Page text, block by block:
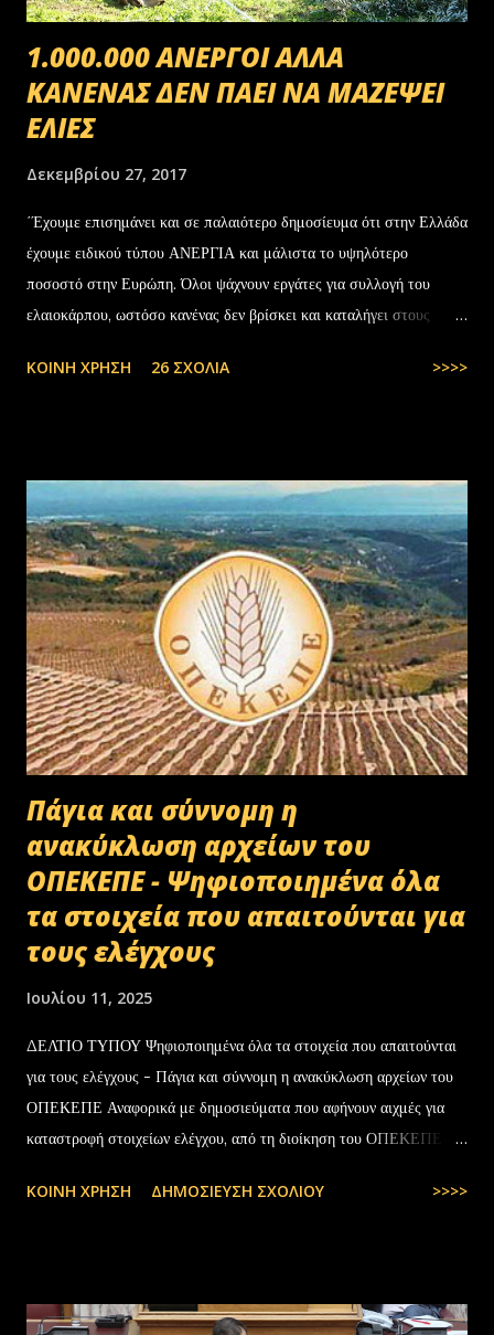
1.000.000 ΑΝΕΡΓΟΙ ΑΛΛΑ
ΚΑΝΕΝΑΣ ΔΕΝ ΠΑΕΙ ΝΑ ΜΑΖΕΨΕΙ
ΕΛΙΕΣ
Δεκεμβρίου 27, 2017
΄Έχουμε επισημάνει και σε παλαιότερο δημοσίευμα ότι στην Ελλάδα
έχουμε ειδικού τύπου ΑΝΕΡΓΙΑ και μάλιστα το υψηλότερο
ποσοστό στην Ευρώπη. Όλοι ψάχνουν εργάτες για συλλογή του
ελαιοκάρπου, ωστόσο κανένας δεν βρίσκει και καταλήγει στους
στην Ελλάδα, πάλι δεν μας φτάνουν. Στην Ελλάδα του 1.000.000
ΚΟΙΝΉ ΧΡΉΣΗ 26 ΣΧΌΛΙΑ >>>>
Πάγια και σύννομη η
ανακύκλωση αρχείων του
ΟΠΕΚΕΠΕ - Ψηφιοποιημένα όλα
τα στοιχεία που απαιτούνται για
τους ελέγχους
Ιουλίου 11, 2025
ΔΕΛΤΙΟ ΤΥΠΟΥ Ψηφιοποιημένα όλα τα στοιχεία που απαιτούνται
για τους ελέγχους - Πάγια και σύννομη η ανακύκλωση αρχείων του
ΟΠΕΚΕΠΕ Αναφορικά με δημοσιεύματα που αφήνουν αιχμές για
καταστροφή στοιχείων ελέγχου, από τη διοίκηση του ΟΠΕΚΕΠΕ
εστάλη προς ανακύκλωση στις 10-07-2025 στην Θεσσαλονίκη,
αποστολή των Πινάκων αρχείων Καταστρεπτέων Υλικών της ΠΔ
ΚΟΙΝΉ ΧΡΉΣΗ ΔΗΜΟΣΊΕΥΣΗ ΣΧΟΛΊΟΥ >>>>